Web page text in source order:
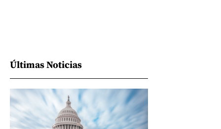
Últimas Noticias